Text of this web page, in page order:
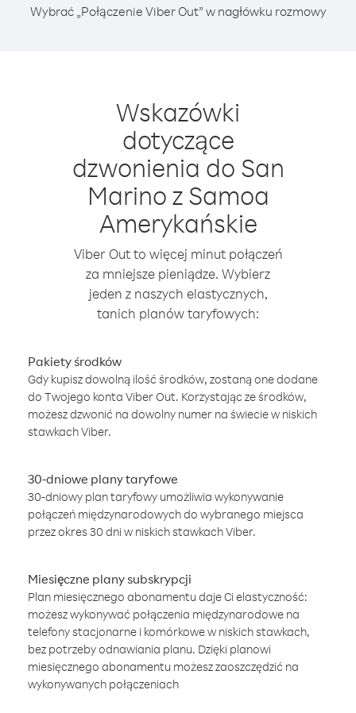
Wybrać „Połączenie Viber Out” w nagłówku rozmowy
Wskazówki
dotyczące
dzwonienia do San
Marino z Samoa
Amerykańskie
Viber Out to więcej minut połączeń
za mniejsze pieniądze. Wybierz
jeden z naszych elastycznych,
tanich planów taryfowych:
Pakiety środków
Gdy kupisz dowolną ilość środków, zostaną one dodane
do Twojego konta Viber Out. Korzystając ze środków,
możesz dzwonić na dowolny numer na świecie w niskich
stawkach Viber.
30-dniowe plany taryfowe
30-dniowy plan taryfowy umożliwia wykonywanie
połączeń międzynarodowych do wybranego miejsca
przez okres 30 dni w niskich stawkach Viber.
Miesięczne plany subskrypcji
Plan miesięcznego abonamentu daje Ci elastyczność:
możesz wykonywać połączenia międzynarodowe na
telefony stacjonarne i komórkowe w niskich stawkach,
bez potrzeby odnawiania planu. Dzięki planowi
miesięcznego abonamentu możesz zaoszczędzić na
wykonywanych połączeniach